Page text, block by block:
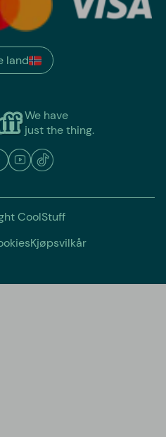
We have
just the thing.
land
CoolStuff
Kjøpsvilkår